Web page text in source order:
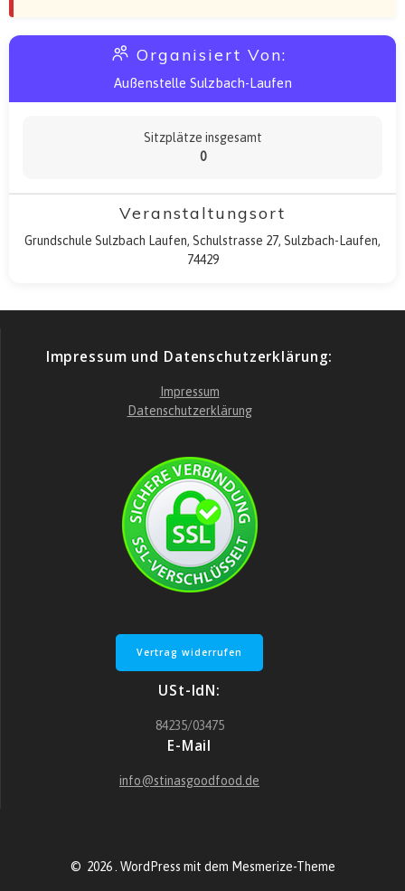
Organisiert Von:
Außenstelle Sulzbach-Laufen
Sitzplätze insgesamt
0
Veranstaltungsort
Grundschule Sulzbach Laufen, Schulstrasse 27, Sulzbach-Laufen,
74429
Impressum und Datenschutzerklärung:
Impressum
Datenschutzerklärung
Vertrag widerrufen
USt-IdN:
84235/03475
E-Mail
info@stinasgoodfood.de
© 2026 . WordPress mit dem Mesmerize-Theme